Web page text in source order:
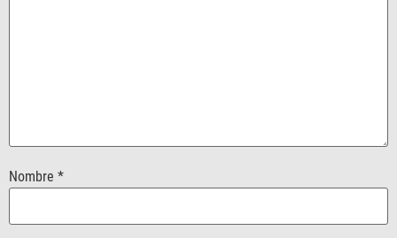
Nombre *